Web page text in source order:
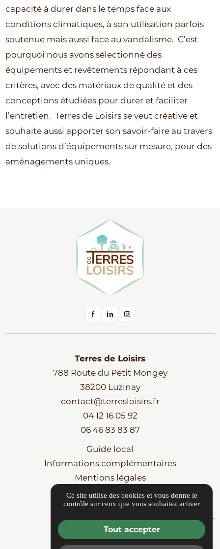
capacité à durer dans le temps face aux
conditions climatiques, à son utilisation parfois
soutenue mais aussi face au vandalisme. C’est
pourquoi nous avons sélectionné des
équipements et revêtements répondant à ces
critères, avec des matériaux de qualité et des
conceptions étudiées pour durer et faciliter
l’entretien.Terres de Loisirs se veut créative et
souhaite aussi apporter son savoir-faire au travers
de solutions d’équipements sur mesure, pour des
aménagements uniques.
Terres de Loisirs
788 Route du Petit Mongey
38200 Luzinay
contact@terresloisirs.fr
04 12 16 05 92
06 46 83 83 87
Guide local
Informations complémentaires
Mentions légales
Politique de confidentialité
Gestion des cookies
Ce site utilise des cookies et vous donne le
contrôle sur ceux que vous souhaitez activer
Tout accepter